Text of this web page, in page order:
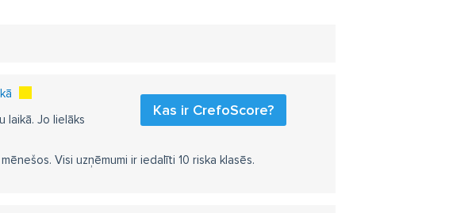
Kas ir CrefoScore?
laikā. Jo lielāks
Visi uzņēmumi ir iedalīti 10 riska klasēs.